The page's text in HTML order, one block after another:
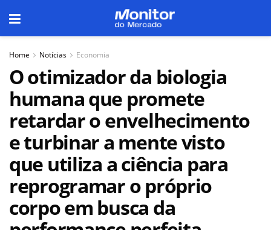
Home Notícias Economia
O otimizador da biologia
humana que promete
retardar o envelhecimento
e turbinar a mente visto
que utiliza a ciência para
reprogramar o próprio
corpo em busca da